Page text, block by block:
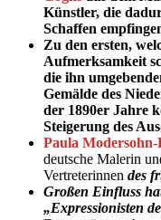
Künstler, die
Schaffen
Zu den ersten,
Aufmerksamkeit
die ihn
Gemälde des
der 1890er Jahre
Steigerung des
Paula Modersohn-
deutsche Malerin
Vertreterinnen des
Großen Einfluss
„Expressionisten